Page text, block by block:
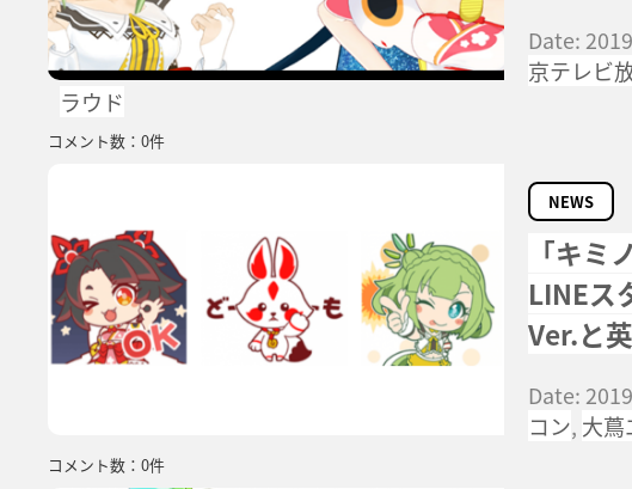
Date:
京テレビ
ラウド
コメント数：0件
NEWS
「キ
LINEス
Ver.と
Date:
コン, 大蔦
コメント数：0件